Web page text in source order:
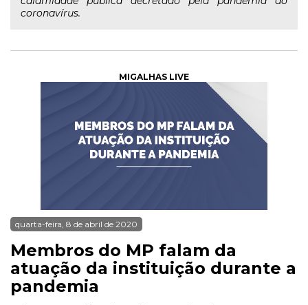
coronavírus.
MIGALHAS LIVE
quarta-feira, 8 de abril de 2020
Membros do MP falam da
atuação da instituição durante a
pandemia